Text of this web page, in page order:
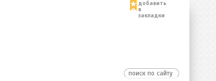
добавить
в
закладки